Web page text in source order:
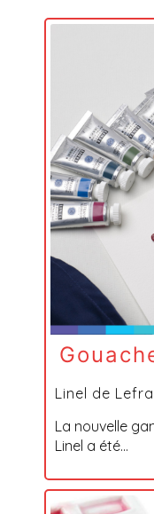
Linel de
La nouvelle
Linel a été...